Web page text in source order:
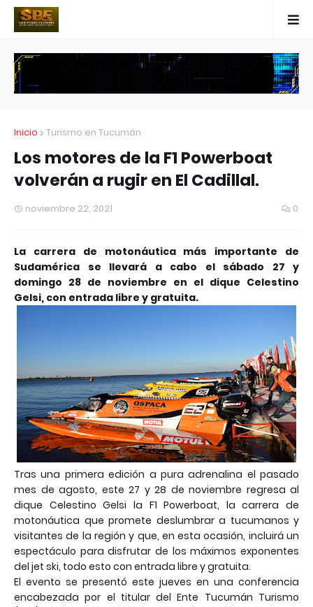
Inicio Turismo en Tucumán
Los motores de la F1 Powerboat
volverán a rugir en El Cadillal.
noviembre 22, 2021 0
La carrera de motonáutica más importante de
Sudamérica se llevará a cabo el sábado 27 y
domingo 28 de noviembre en el dique Celestino
Gelsi, con entrada libre y gratuita.
Tras una primera edición a pura adrenalina el pasado
mes de agosto, este 27 y 28 de noviembre regresa al
dique Celestino Gelsi la F1 Powerboat, la carrera de
motonáutica que promete deslumbrar a tucumanos y
visitantes de la región y que, en esta ocasión, incluirá un
espectáculo para disfrutar de los máximos exponentes
del jet ski, todo esto con entrada libre y gratuita.
El evento se presentó este jueves en una conferencia
encabezada por el titular del Ente Tucumán Turismo